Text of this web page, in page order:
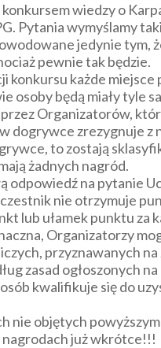
konkursem wiedzy o
Pytania wymyślamy
jedynie tym,
pewnie tak będzie.
konkursu każde
osoby będą miały tyle
Organizatorów,
dogrywce zrezygnuje
to zostają
żadnych nagród.
odpowiedź na pytanie
nie otrzymuje
lub ułamek punktu za
Organizatorzy
przyznawanych
zasad ogłoszonych
kwalifikuje się do
nie objętych
już wkrótce!!!